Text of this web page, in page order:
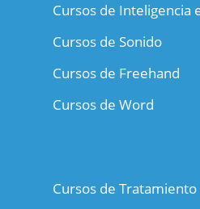
Cursos de Inteligencia
Cursos de Sonido
Cursos de Freehand
Cursos de Word
Cursos de Tratamiento